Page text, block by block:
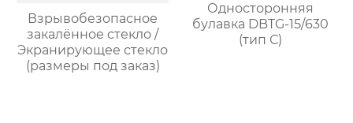
Взрывобезопасное
закалённое стекло /
Экранирующее стекло
(размеры под заказ)
Односторонняя
булавка DBTG-15/630
(тип С)